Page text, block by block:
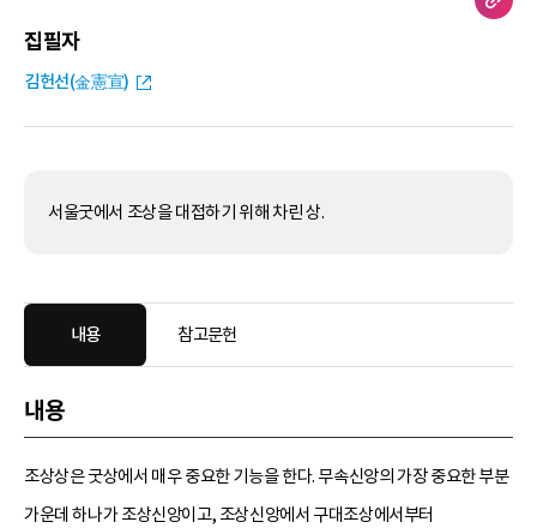
집필자
김헌선(金憲宣)
서울굿에서 조상을 대접하기 위해 차린 상.
내용 참고문헌
내용
조상상은 굿상에서 매우 중요한 기능을 한다. 무속신앙의 가장 중요한 부분
가운데 하나가 조상신앙이고, 조상신앙에서 구대조상에서부터